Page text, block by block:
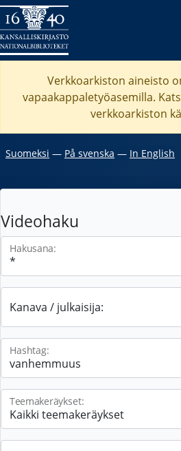
Verkkoarkiston aineisto
vapaakappaletyöasemilla.
verkkoarkiston
Suomeksi ― På svenska ― In English
Videohaku
Hakusana:
Kanava / julkaisija:
Hashtag:
Teemakeräykset: